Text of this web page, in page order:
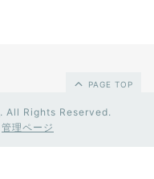
PAGE TOP
. All Rights Reserved.
管理ページ